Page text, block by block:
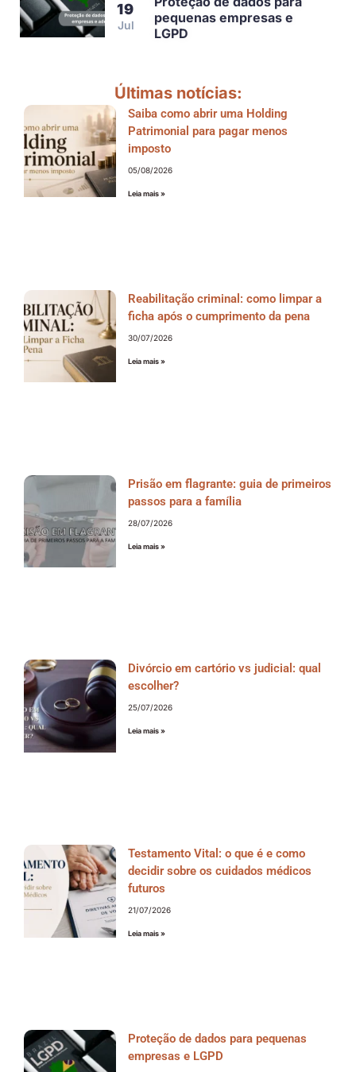
19
Jul
pequenas empresas e
LGPD
Últimas notícias:
Saiba como abrir uma Holding
Patrimonial para pagar menos
imposto
05/08/2026
Leia mais »
Reabilitação criminal: como limpar a
ficha após o cumprimento da pena
30/07/2026
Leia mais »
Prisão em flagrante: guia de primeiros
passos para a família
28/07/2026
Leia mais »
Divórcio em cartório vs judicial: qual
escolher?
25/07/2026
Leia mais »
Testamento Vital: o que é e como
decidir sobre os cuidados médicos
futuros
21/07/2026
Leia mais »
Proteção de dados para pequenas
empresas e LGPD